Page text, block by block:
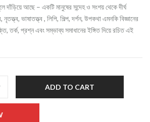
দাঁড়িয়ে আছে – একটি মানুষের সন্দেহ ও সংশয় থেকে দীর্ঘ
ভাষাতত্ত্ব , লিপি, শিল্প, দর্শন, উপকথা এমনকি বিজ্ঞানের
তর্ক, প্রশ্ন এবং সম্ভাব্য সমাধানের ইঙ্গিত দিয়ে রচিত এই
ADD TO CART